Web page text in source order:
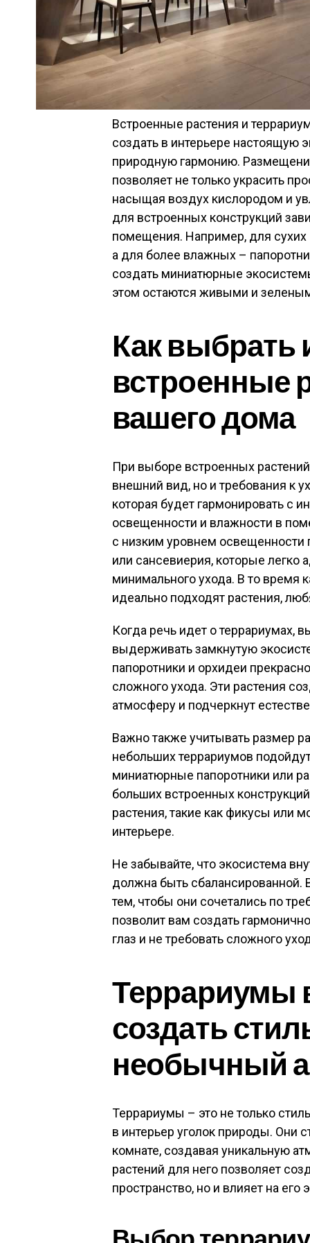
Встроенные растения и
создать в интерьере настоящую
природную гармонию.
позволяет не только украсить
насыщая воздух кислородом и
для встроенных конструкций
помещения. Например, для
а для более влажных –
создать миниатюрные
этом остаются живыми и
Как
встроенные
вашего дома
При выборе встроенных
внешний вид, но и требования к
которая будет гармонировать с
освещенности и влажности в
с низким уровнем освещенности
или сансевиерия, которые легко
минимального ухода. В то
идеально подходят растения,
Когда речь идет о террариумах,
выдерживать замкнутую
папоротники и орхидеи
сложного ухода. Эти растения
атмосферу и подчеркнут
Важно также учитывать размер
небольших террариумов
миниатюрные папоротники или
больших встроенных
растения, такие как фикусы или
интерьере.
Не забывайте, что экосистема
должна быть сбалансированной.
тем, чтобы они сочетались по
позволит вам создать
глаз и не требовать сложного
Террариумы
создать
необычный
Террариумы – это не только
в интерьер уголок природы. Они
комнате, создавая уникальную
растений для него позволяет
пространство, но и влияет на его